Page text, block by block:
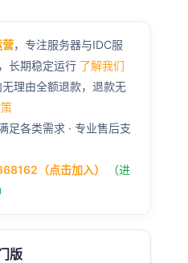
营，专注服务器与IDC服
长期稳定运行 了解我们
理由全额退款，退款无
足各类需求 · 专业售后支
（点击加入）
（进
版